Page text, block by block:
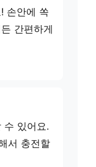
손안에 쏙
간편하게
수 있어요.
서 충전할